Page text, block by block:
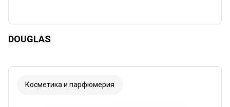
DOUGLAS
Косметика и парфюмерия